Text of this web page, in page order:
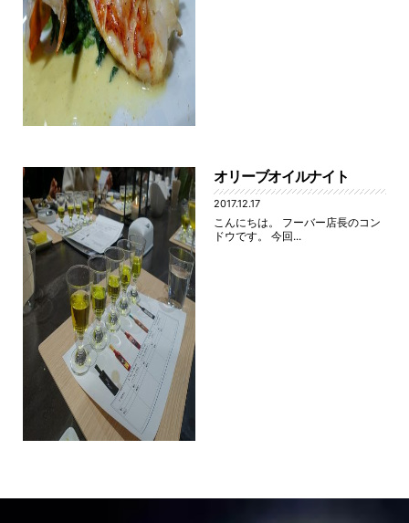
オリーブオイルナイト
2017.12.17
こんにちは。 フーバー店長のコン
ドウです。 今回...